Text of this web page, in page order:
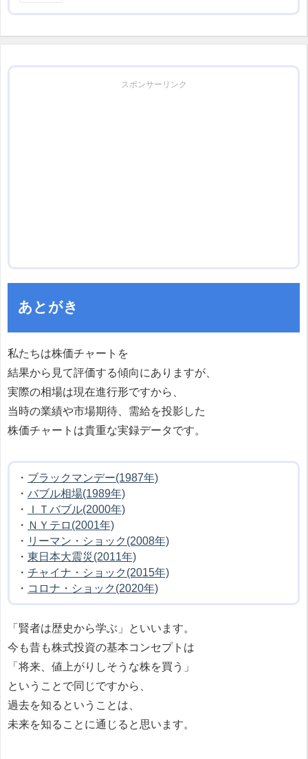
スポンサーリンク
あとがき
私たちは株価チャートを
結果から見て評価する傾向にありますが、
実際の相場は現在進行形ですから、
当時の業績や市場期待、需給を投影した
株価チャートは貴重な実録データです。
・ ブラックマンデー(1987年)
・ バブル相場(1989年)
・
ＩＴバブル(2000年)
・ ＮＹテロ(2001年)
・ リーマン・ショック(2008年)
・ 東日本大震災(2011年)
・ チャイナ・ショック(2015年)
・ コロナ・ショック(2020年)
「賢者は歴史から学ぶ」といいます。
今も昔も株式投資の基本コンセプトは
「将来、値上がりしそうな株を買う」
ということで同じですから、
過去を知るということは、
未来を知ることに通じると思います。